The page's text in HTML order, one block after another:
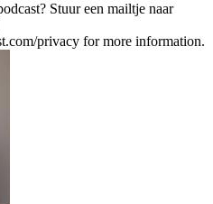
Stuur een mailtje naar
privacy for more information.